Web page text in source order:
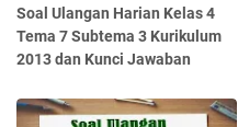
Soal Ulangan Harian Kelas 4
Tema 7 Subtema 3 Kurikulum
2013 dan Kunci Jawaban